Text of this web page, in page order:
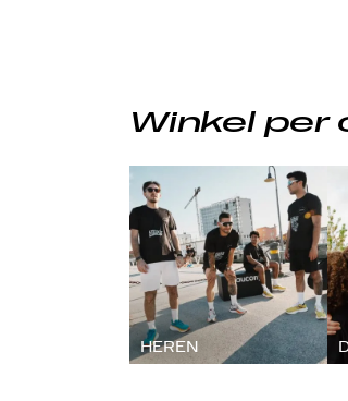
Winkel per
HEREN